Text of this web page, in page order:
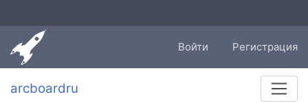
Войти Регистрация
arcboardru